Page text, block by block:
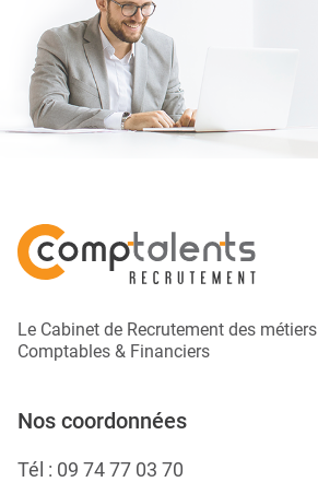
Le Cabinet de Recrutement des métiers
Comptables & Financiers
Nos coordonnées
Tél : 09 74 77 03 70